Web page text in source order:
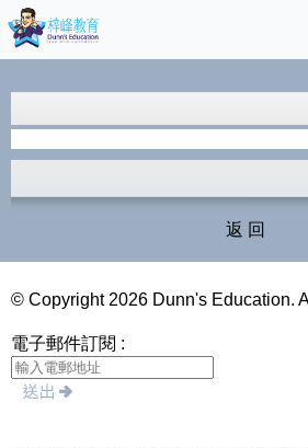
返 回
© Copyright 2026 Dunn's Education.
電子郵件訂閱 :